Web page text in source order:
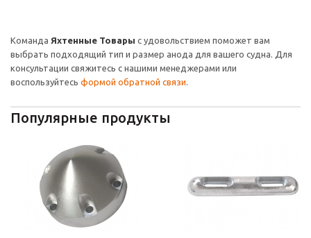
Команда Яхтенные Товары с удовольствием поможет вам
выбрать подходящий тип и размер анода для вашего судна. Для
консультации свяжитесь с нашими менеджерами или
воспользуйтесь формой обратной связи.
Популярные продукты